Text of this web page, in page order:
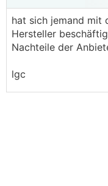
hat sich jemand mit
Hersteller
Nachteile der
lgc